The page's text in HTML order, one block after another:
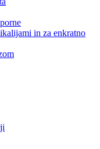
in za enkratno